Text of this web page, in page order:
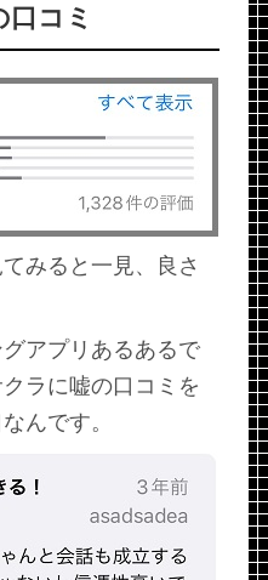
コミ
みると一見、良さ
アプリあるあるで
ラに嘘の口コミを
んです。